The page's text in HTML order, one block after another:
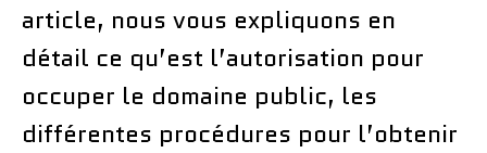
article, nous vous expliquons en
détail ce qu’est l’autorisation pour
occuper le domaine public, les
différentes procédures pour l’obtenir